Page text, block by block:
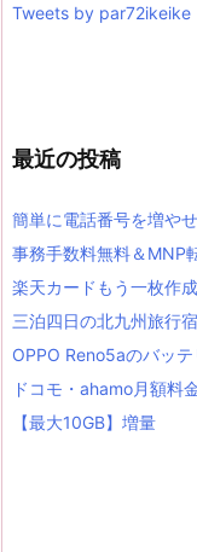
Tweets by par72ikeike
最近の投稿
簡単に電話番号を増や
事務手数料無料＆MNP
楽天カードもう一枚作
三泊四日の北九州旅行
OPPO Reno5aのバッ
ドコモ・ahamo月額料
【最大10GB】増量